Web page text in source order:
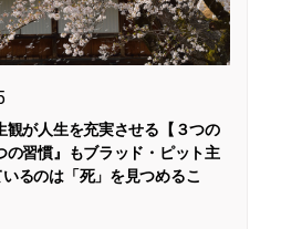
観が人生を充実させる【３つの
の習慣』もブラッド・ピット主
るのは「死」を見つめるこ